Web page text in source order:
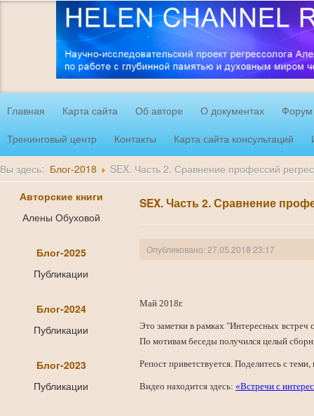
Главная Карта сайта Об авторе О документах
Форум
Тренинговый центр
Контакты Карта сайта консультаций
Вы здесь: Блог-2018
SEX. Часть 2. Сравнение профессий
Авторские книги
Алены Обуховой
Блог-2025
Публикации
Блог-2024
Публикации
Блог-2023
Публикации
SEX. Часть 2. Сравнение
Опубликовано: 27.05.2018 23:17
Май 2018г.
Это заметки в рамках "Интересных встреч
По мотивам беседы получился целый
Репост приветствуется. Поделитесь с
Видео находится здесь:«Встречи с